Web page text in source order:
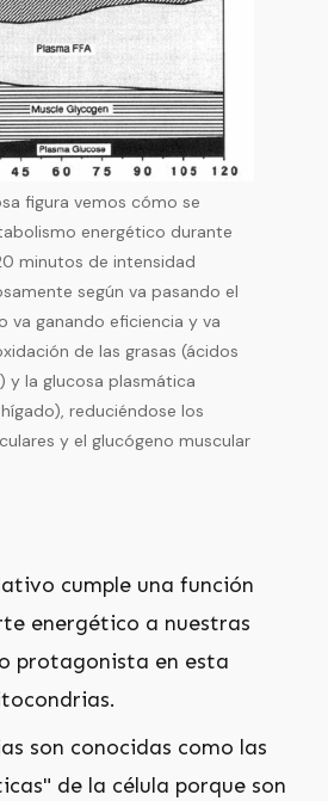
figura vemos cómo se
energético durante
minutos de intensidad
según va pasando el
va ganando eficiencia y va
de las grasas (ácidos
y la glucosa plasmática
reduciéndose los
y el glucógeno muscular
cumple una función
energético a nuestras
protagonista en esta
son conocidas como las
de la célula porque son